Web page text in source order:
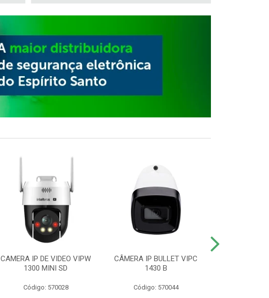
CAMERA IP DE VIDEO VIPW
1300 MINI SD
Código: 570028
CÂMERA IP BULLET VIPC
1430 B
Código: 570044